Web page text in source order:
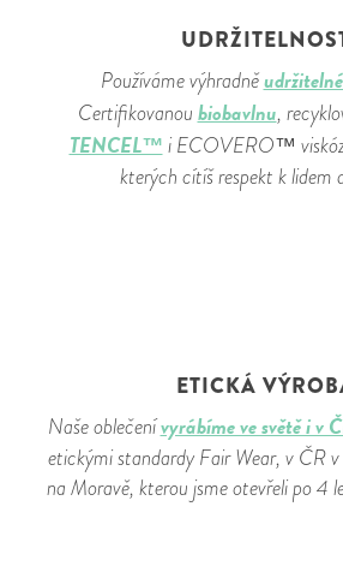
Používáme výhradně
Certifikovanou biobavlnu,
TENCEL™ i ECOVERO™
kterých cítíš respekt k lidem
ETICKÁ
Naše oblečenívyrábíme ve světě i v
etickými standardy Fair Wear, v ČR v
na Moravě, kterou jsme otevřeli po 4